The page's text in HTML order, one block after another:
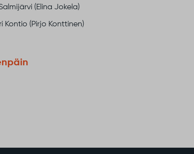
(Elina Jokela)
Kontio (Pirjo Konttinen)